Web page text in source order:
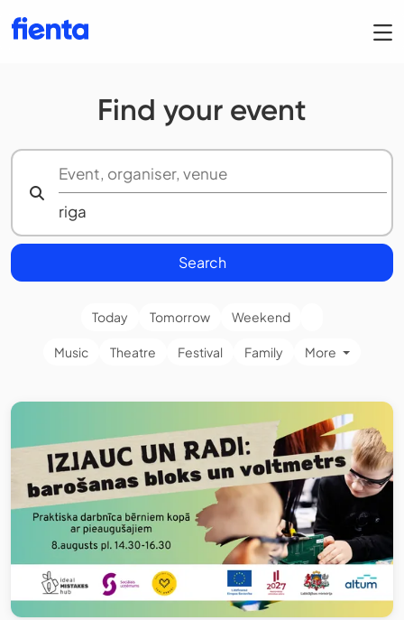
Find your event
Search
Today Tomorrow Weekend
Music Theatre Festival Family More